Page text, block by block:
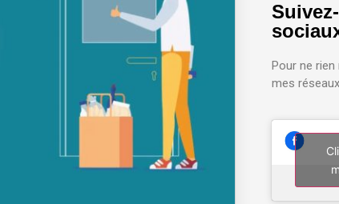
Pour ne
mes